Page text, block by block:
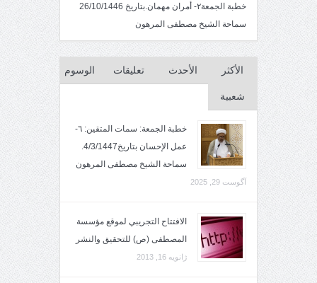
خطبة الجمعة٢- أمران مهمان.بتاريخ 26/10/1446
سماحة الشيخ مصطفى المرهون
الأكثر
شعبية
الأحدث تعليقات الوسوم
خطبة الجمعة: سمات المتقين: ٦-
عمل الإحسان بتاريخ4/3/1447.
سماحة الشيخ مصطفى المرهون
آگوست 29, 2025
الافتتاح التجريبي لموقع مؤسسة
المصطفى (ص) للتحقيق والنشر
ژانویه 16, 2013